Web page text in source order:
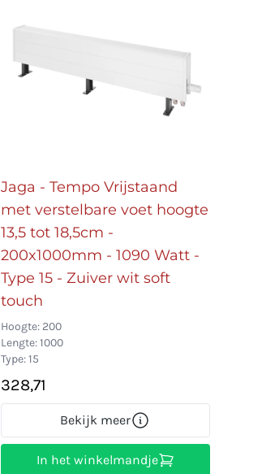
Jaga - Tempo Vrijstaand
met verstelbare voet hoogte
13,5 tot 18,5cm -
200x1000mm - 1090 Watt -
Type 15 - Zuiver wit soft
touch
Hoogte: 200
Lengte: 1000
Type: 15
328,71
Bekijk meer
In het winkelmandje